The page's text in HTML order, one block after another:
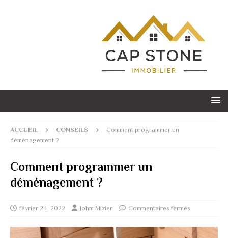
ACCUEIL CONSEILS
Comment programmer un
déménagement ?
Comment programmer un
déménagement ?
février 24, 2022 Johm Mizier Commentaires fermés